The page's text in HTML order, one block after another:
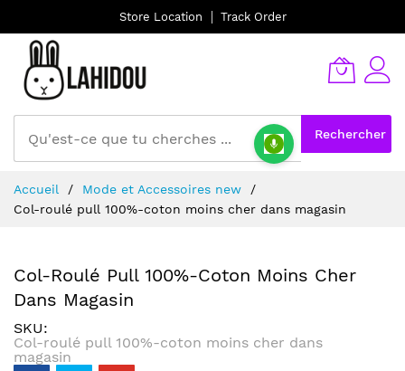
Store Location Track Order
Rechercher
au
contenu
Accueil
Mode et Accessoires new
Col-roulé pull 100%-coton moins cher dans magasin
Col-Roulé Pull 100%-Coton Moins Cher
Dans Magasin
SKU
Col-roulé pull 100%-coton moins cher dans
magasin